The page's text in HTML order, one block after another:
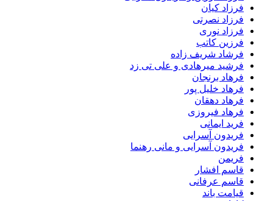
فرزاد کیان
فرزاد نصرتی
فرزاد نوری
فرزین کاتب
فرشاد شریف زاده
فرشید میرهادی و علی تی زد
فرهاد برنجان
فرهاد خلیل پور
فرهاد دهقان
فرهاد فیروزی
فرید ایمانی
فریدون آسرایی
فریدون آسرایی و مانی رهنما
فریمن
قاسم افشار
قاسم عرفانی
قیامت باند